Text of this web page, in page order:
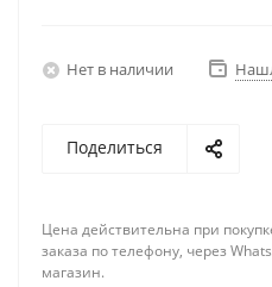
Нет в наличии
Поделиться
Цена действительна при
заказа по телефону, через
магазин.